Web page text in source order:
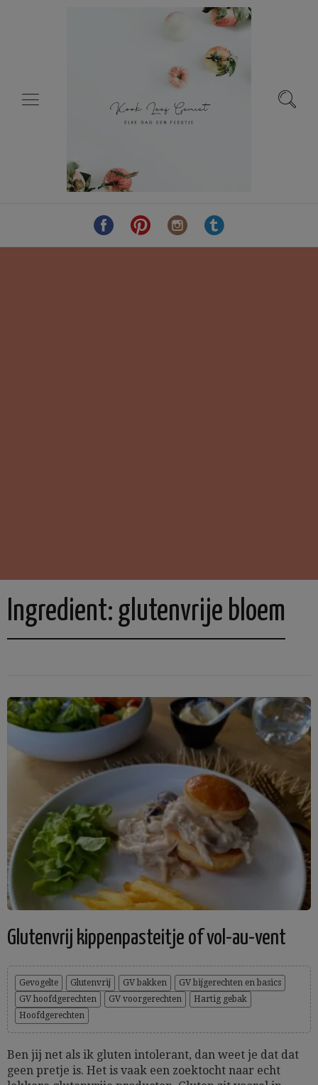
Ingredient: glutenvrije bloem
Glutenvrij kippenpasteitje of vol-au-vent
Gevogelte Glutenvrij GV bakken
GV bijgerechten en basics
GV hoofdgerechten
GV voorgerechten
Hartig gebak
Hoofdgerechten
Ben jij net als ik gluten intolerant, dan weet je dat dat
geen pretje is. Het is vaak een zoektocht naar echt